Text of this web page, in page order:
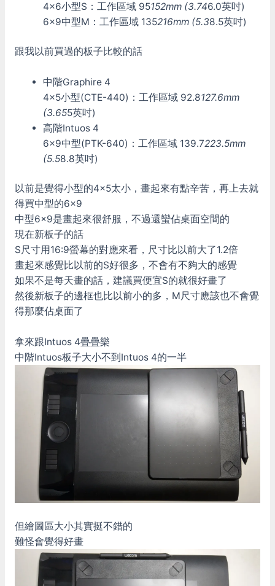
4×6小型S：工作區域 95152mm (3.746.0英吋)
6×9中型M：工作區域 135216mm (5.38.5英吋)
跟我以前買過的板子比較的話
中階Graphire 4
4×5小型(CTE-440)：工作區域 92.8127.6mm
(3.655英吋)
高階Intuos 4
6×9中型(PTK-640)：工作區域 139.7223.5mm
(5.58.8英吋)
以前是覺得小型的4×5太小，畫起來有點辛苦，再上去就
得買中型的6×9
中型6×9是畫起來很舒服，不過還蠻佔桌面空間的
現在新板子的話
S尺寸用16:9螢幕的對應來看，尺寸比以前大了1.2倍
畫起來感覺比以前的S好很多，不會有不夠大的感覺
如果不是每天畫的話，建議買便宜S的就很好畫了
然後新板子的邊框也比以前小的多，M尺寸應該也不會覺
得那麼佔桌面了
拿來跟Intuos 4疊疊樂
中階Intuos板子大小不到Intuos 4的一半
但繪圖區大小其實挺不錯的
難怪會覺得好畫